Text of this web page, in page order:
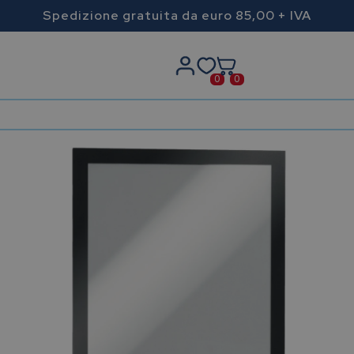
Spedizione gratuita da euro 85,00 + IVA
0 0